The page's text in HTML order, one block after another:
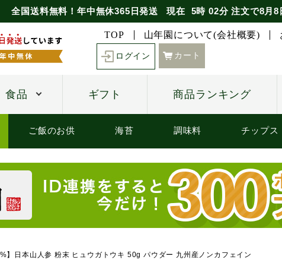
全国送料無料！年中無休365日発送 現在 5時 02分注文で8月8
TOP 山年園について(会社概要)
ログイン カート
食品 ギフト 商品ランキング
ご飯のお供 海苔 調味料 チップス
】日本山人参 粉末 ヒュウガトウキ 50g パウダー 九州産ノンカフェイン